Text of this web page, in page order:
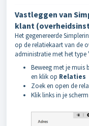
Vastleggen van
klant
Het gegenereerde
op de relatiekaart van de
administratie met het type
Beweeg met je muis
en klik op Relaties
Zoek en open de
Klik links in je